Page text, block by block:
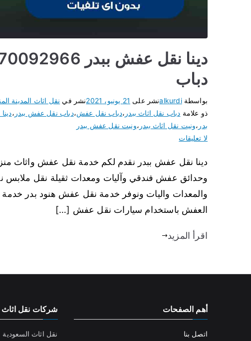
دباب
بواسطةalkurdiنشر على 21 يونيو، 2021 نشر في نقل اثاث المدينة
ذو علامة دباب نقل اثاث ببدر ،دباب نقل عفش،دباب نقل عفش ببدر ،
بدر ،ونيت نقل اثاث ببدر ،ونيت نقل عفش ببدر
لا تعليقات
دينا نقل عفش ببدر نقدم لكم خدمة نقل عفش واثاث
وحدائق عفش فندقي وآليات ومعدات ثقيلة نقل ملابس
والمعدات واليات ونوفر خدمة نقل عفش هنود بدر
العفش باستخدام سيارات نقل عفش […]
اقرأ المزيد
أهم الصفحات
اتصل بنا
شركات نقل اثاث
نقل اثاث السعودية